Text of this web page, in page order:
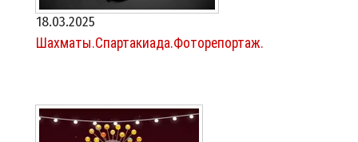
18.03.2025
Шахматы.Спартакиада.Фоторепортаж.